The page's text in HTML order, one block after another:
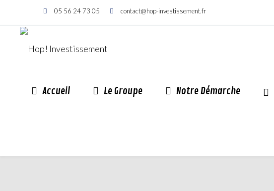
05 56 24 73 05 contact@hop-investissement.fr
Accueil Le Groupe Notre Démarche